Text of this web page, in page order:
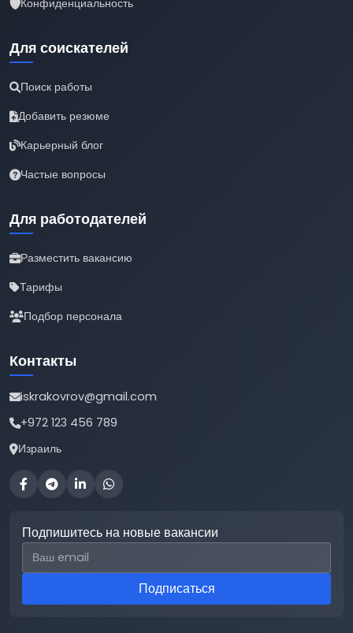
Конфиденциальность
Для соискателей
Поиск работы
Добавить резюме
Карьерный блог
Частые вопросы
Для работодателей
Разместить вакансию
Тарифы
Подбор персонала
Контакты
iskrakovrov@gmail.com
+972 123 456 789
Израиль
Подпишитесь на новые вакансии
Email для подписки
Подписаться